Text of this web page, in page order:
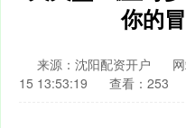
你的
来源：沈阳配资开户
15 13:53:19
查看：253